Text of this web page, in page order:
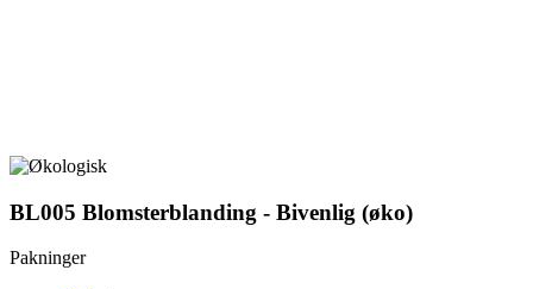
BL005 Blomsterblanding - Bivenlig (øko)
Pakninger